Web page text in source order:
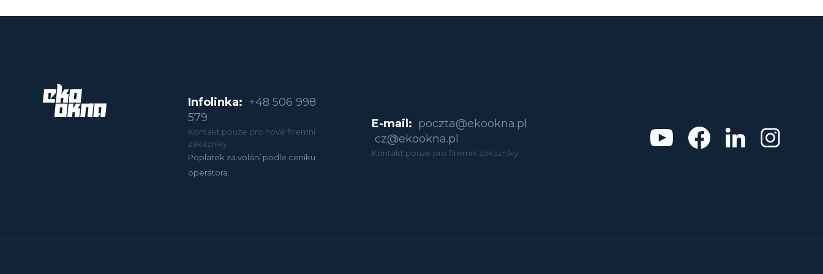
Infolinka: +48 506 998
579
Kontakt pouze pro nové firemní
zákazníky.
Poplatek za volání podle ceníku
operátora.
E-mail: poczta@ekookna.pl
cz@ekookna.pl
Kontakt pouze pro firemní zákazníky.